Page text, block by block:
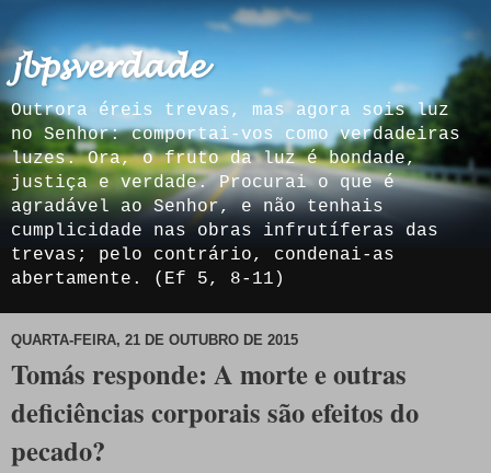
𝓳𝓫𝓹𝓼𝓿𝓮𝓻𝓭𝓪𝓭𝓮
Outrora éreis trevas, mas agora sois luz
no Senhor: comportai-vos como verdadeiras
luzes. Ora, o fruto da luz é bondade,
justiça e verdade. Procurai o que é
agradável ao Senhor, e não tenhais
cumplicidade nas obras infrutíferas das
trevas; pelo contrário, condenai-as
abertamente. (Ef 5, 8-11)
QUARTA-FEIRA, 21 DE OUTUBRO DE 2015
Tomás responde: A morte e outras
deficiências corporais são efeitos do
pecado?